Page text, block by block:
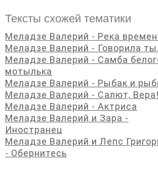
Тексты схожей тематики
Меладзе Валерий - Река
Меладзе Валерий - Говорила
Меладзе Валерий - Самба
мотылька
Меладзе Валерий - Рыбак и
Меладзе Валерий - Салют, Вера!
Меладзе Валерий - Актриса
Меладзе Валерий и Зара -
Иностранец
Меладзе Валерий и Лепс
- Обернитесь